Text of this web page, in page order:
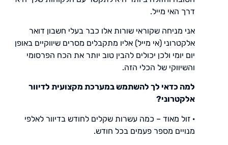
דרך האי מייל.
אני מניחה שקוראי שורות אלו כבר בעלי חשבון דואר
אלקטרוני (אי מייל) אליו מתקבלים מסרים שיווקיים באופן
יום יומי ולכן יכולים להבין טוב יותר את הכח הפרסומי
והשיווקי של הכלי הזה.
למה כדאי לך להשתמש במערכת מקצועית לדיוור
אלקטרוני?
· זול מאוד – כמה עשרות שקלים לחודש בדיוור לאלפי
מנויים מספר פעמים בכל חודש.